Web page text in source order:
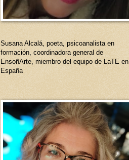
Susana Alcalá, poeta, psicoanalista en
formación, coordinadora general de
EnsoñArte, miembro del equipo de LaTE en
España